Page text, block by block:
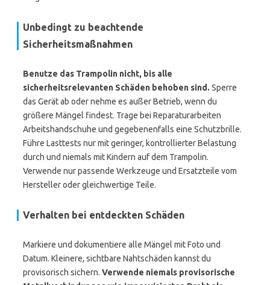
Unbedingt zu beachtende
Sicherheitsmaßnahmen
Benutze das Trampolin nicht, bis alle
sicherheitsrelevanten Schäden behoben sind. Sperre
das Gerät ab oder nehme es außer Betrieb, wenn du
größere Mängel findest. Trage bei Reparaturarbeiten
Arbeitshandschuhe und gegebenenfalls eine Schutzbrille.
Führe Lasttests nur mit geringer, kontrollierter Belastung
durch und niemals mit Kindern auf dem Trampolin.
Verwende nur passende Werkzeuge und Ersatzteile vom
Hersteller oder gleichwertige Teile.
Verhalten bei entdeckten Schäden
Markiere und dokumentiere alle Mängel mit Foto und
Datum. Kleinere, sichtbare Nahtschäden kannst du
provisorisch sichern. Verwende niemals provisorische